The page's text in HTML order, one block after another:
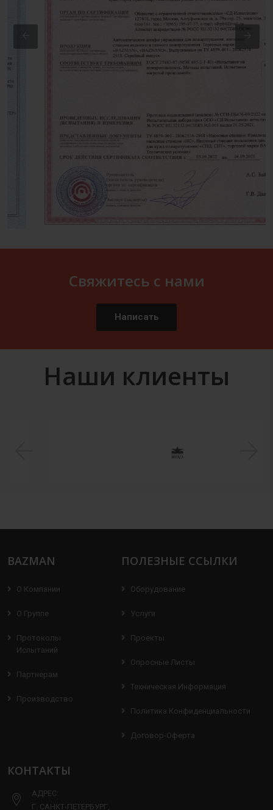
Свяжитесь с нами
Написать
Наши клиенты
BAZMAN
О Компании
О Группе
Протоколы
Испытаний
Партнерам
Производство
ПОЛЕЗНЫЕ ССЫЛКИ
Оборудование
Услуги
Проекты
Опросные Листы
Техническая Информация
Политика Конфиденциальности
Договор-Оферта
КОНТАКТЫ
АДРЕС:
Г. САНКТ-ПЕТЕРБУРГ,